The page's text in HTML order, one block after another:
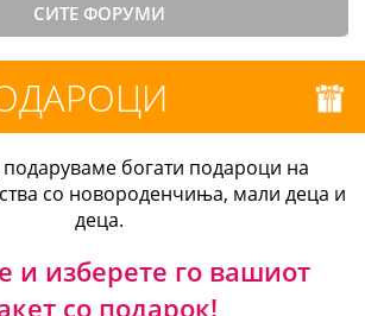
СИТЕ ФОРУМИ
подаруваме богати подароци на
со новороденчиња, мали деца и
деца.
и изберете го вашиот
со подарок!